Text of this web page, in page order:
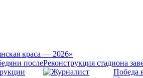
краса — 2026»
Реконструкция стадиона
Победа